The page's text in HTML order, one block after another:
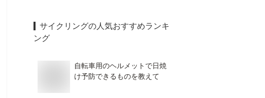
サイクリングの人気おすすめランキ
ング
自転車用のヘルメットで日焼
け予防できるものを教えて